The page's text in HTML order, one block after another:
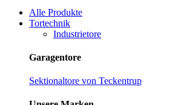
Alle Produkte
Tortechnik
Industrietore
Garagentore
Sektionaltore von Teckentrup